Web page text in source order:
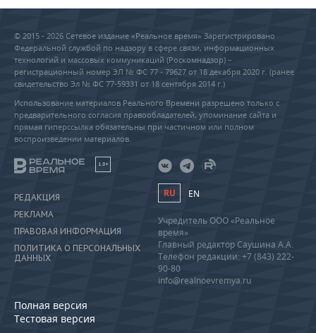
© 2015 - 2026 Сетевое издание «Реальное время» Зарегистрировано
Федеральной службой по надзору в сфере связи, информационных
технологий и массовых коммуникаций (Роскомнадзор) –
регистрационный номер ЭЛ № ФС 77 - 79627 от 18 декабря 2020 г. (ранее
свидетельство Эл № ФС 77-59331 от 18 сентября 2014 г.)
Использование материалов Реального Времени разрешено только с
предварительного согласия правообладателей, упоминание сайта и
прямая гиперссылка обязательны при частичном или полном
воспроизведении материалов.
18+
РЕДАКЦИЯ
РЕКЛАМА
ПРАВОВАЯ ИНФОРМАЦИЯ
ПОЛИТИКА О ПЕРСОНАЛЬНЫХ
ДАННЫХ
Полная версия
Тестовая версия
RU EN
Учредитель ООО «Реальное
время»
Главный редактор Саушина А.А.
Телефон редакции: +7 (843) 222-
90-80
info@realnoevremya.ru